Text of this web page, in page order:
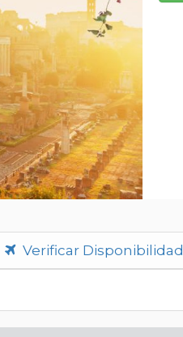
Verificar